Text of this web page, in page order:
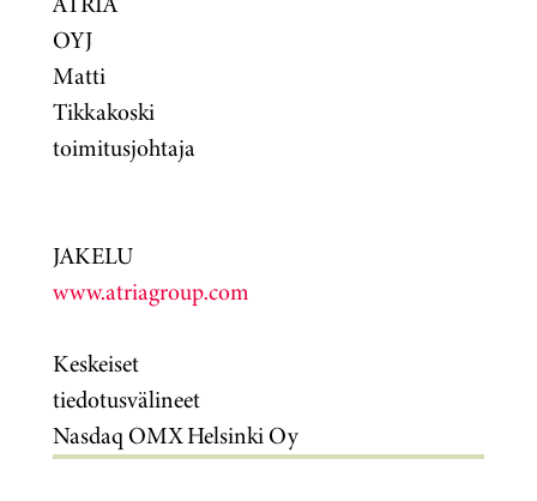
OYJ
Matti
Tikkakoski
toimitusjohtaja
JAKELU
www.atriagroup.com
Keskeiset
tiedotusvälineet
Nasdaq OMX Helsinki Oy